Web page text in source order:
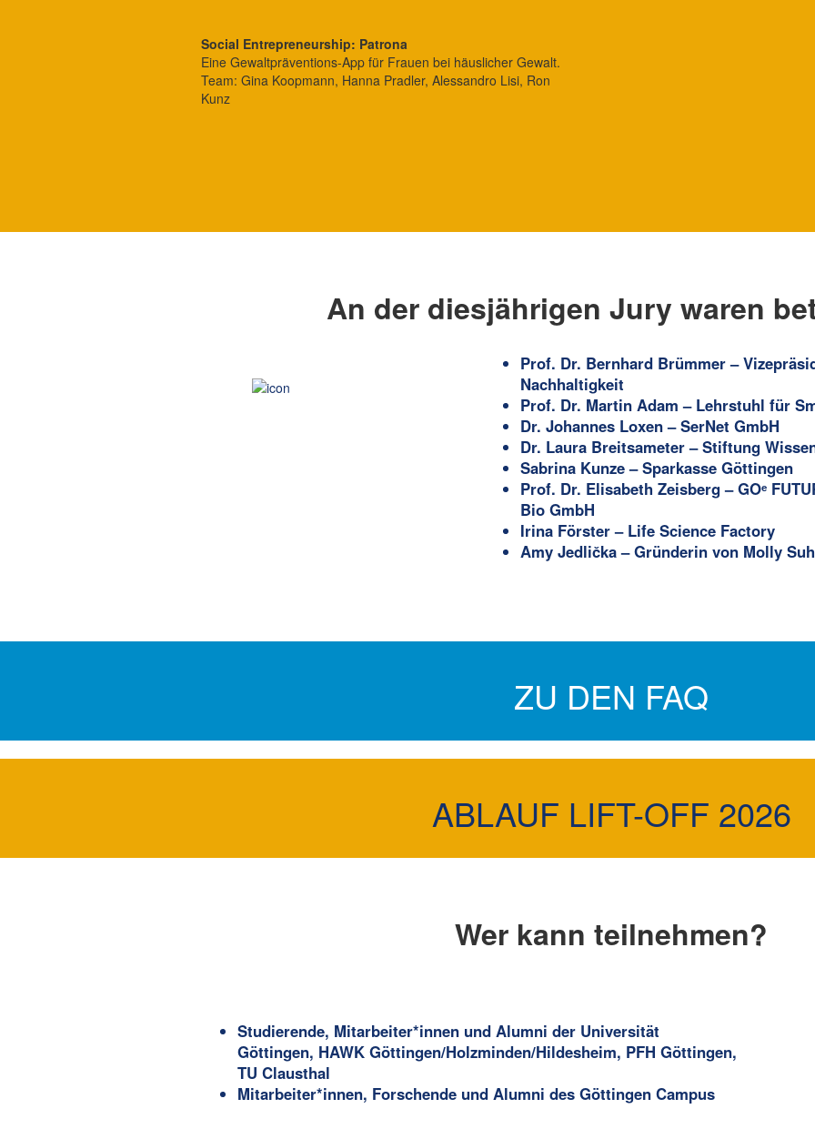
Social Entrepreneurship: Patrona
Eine Gewaltpräventions-App für Frauen bei häuslicher Gewalt.
Team: Gina Koopmann, Hanna Pradler, Alessandro Lisi, Ron
Kunz
An der diesjährigen Jury waren
Prof. Dr. Bernhard Brümmer –
Nachhaltigkeit
Prof. Dr. Martin Adam – Lehrstuhl für
Dr. Johannes Loxen – SerNet GmbH
Dr. Laura Breitsameter – Stiftung
Sabrina Kunze – Sparkasse Göttingen
Prof. Dr. Elisabeth Zeisberg – GOᵉ
Bio GmbH
Irina Förster – Life Science Factory
Amy Jedlička – Gründerin von Molly Suh
ZU DEN FAQ
ABLAUF LIFT-OFF 2026
Wer kann teilnehmen?
Studierende, Mitarbeiter*innen und Alumni der Universität
Göttingen, HAWK Göttingen/Holzminden/Hildesheim, PFH Göttingen,
TU Clausthal
Mitarbeiter*innen, Forschende und Alumni des Göttingen Campus